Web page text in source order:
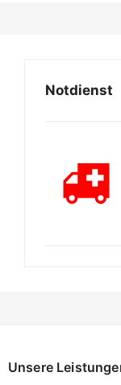
Notdienst
Unsere